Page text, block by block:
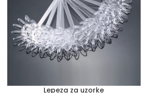
Lepeza za uzorke